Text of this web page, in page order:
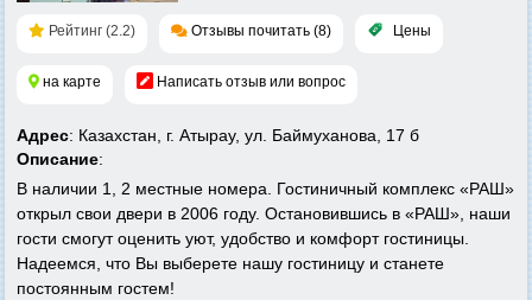
Рейтинг (2.2) Отзывы почитать (8) Цены
на карте Написать отзыв или вопрос
Адрес: Казахстан, г. Атырау, ул. Баймуханова, 17 б
Описание:
В наличии 1, 2 местные номера. Гостиничный комплекс «РАШ»
открыл свои двери в 2006 году. Остановившись в «РАШ», наши
гости смогут оценить уют, удобство и комфорт гостиницы.
Надеемся, что Вы выберете нашу гостиницу и станете
постоянным гостем!